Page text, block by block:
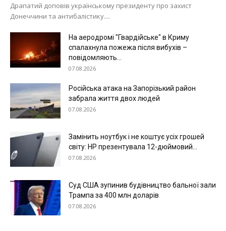
Драпатий доповів українському президенту про захист
Донеччини та антибалістику....
На аеродромі "Гвардійське" в Криму
спалахнула пожежа після вибухів –
повідомляють...
07.08.2026
Російська атака на Запорізький район
забрала життя двох людей
07.08.2026
Замінить ноутбук і не коштує усіх грошей
світу: HP презентувала 12-дюймовий...
07.08.2026
Суд США зупинив будівництво бальної зали
Трампа за 400 млн доларів
07.08.2026